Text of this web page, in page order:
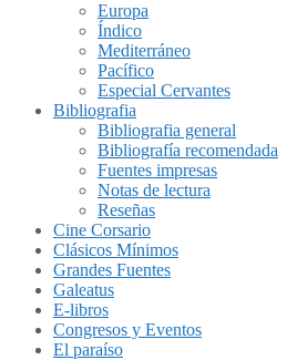
Europa
Índico
Mediterráneo
Pacífico
Especial Cervantes
Bibliografia
Bibliografia general
Bibliografía recomendada
Fuentes impresas
Notas de lectura
Reseñas
Cine Corsario
Clásicos Mínimos
Grandes Fuentes
Galeatus
E-libros
Congresos y Eventos
El paraíso